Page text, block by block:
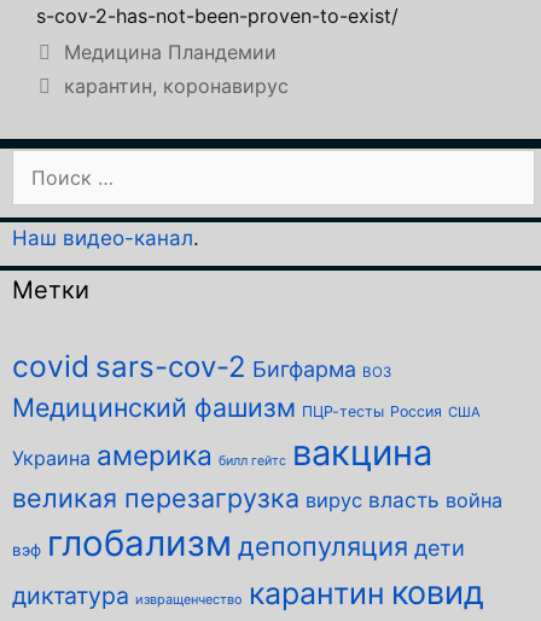
s-cov-2-has-not-been-proven-to-exist/
Рубрики
Медицина Пландемии
Метки
карантин, коронавирус
Наш видео-канал.
Метки
covid sars-cov-2 Бигфарма ВОЗ
Медицинский фашизм ПЦР-тесты Россия США
Украина америка билл гейтс вакцина
великая перезагрузка вирус власть война
вэф глобализм депопуляция дети
диктатура извращенчество карантин ковид